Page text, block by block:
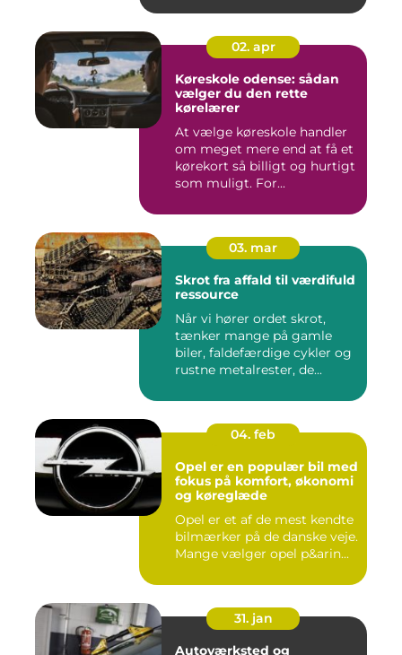
02. apr
Køreskole odense: sådan
vælger du den rette
kørelærer
At vælge køreskole handler
om meget mere end at få et
kørekort så billigt og hurtigt
som muligt. For...
03. mar
Skrot fra affald til værdifuld
ressource
Når vi hører ordet skrot,
tænker mange på gamle
biler, faldefærdige cykler og
rustne metalrester, de...
04. feb
Opel er en populær bil med
fokus på komfort, økonomi
og køreglæde
Opel er et af de mest kendte
bilmærker på de danske veje.
Mange vælger opel p&arin...
31. jan
Autoværksted og